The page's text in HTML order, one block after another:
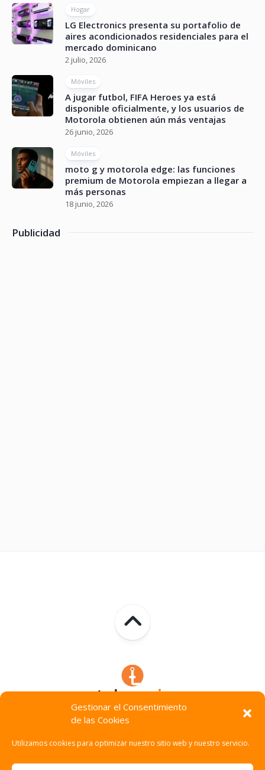
Gestionar el Consentimiento
de las Cookies
Utilizamos cookies para optimizar nuestro sitio web y nuestro servicio.
Hogar
LG Electronics presenta su portafolio de
aires acondicionados residenciales para el
mercado dominicano
2 julio, 2026
Móviles
A jugar futbol, FIFA Heroes ya está
disponible oficialmente, y los usuarios de
Motorola obtienen aún más ventajas
26 junio, 2026
Móviles
moto g y motorola edge: las funciones
premium de Motorola empiezan a llegar a
más personas
18 junio, 2026
Publicidad
Technocracia © 2026. Todos Los Derechos Reservados.